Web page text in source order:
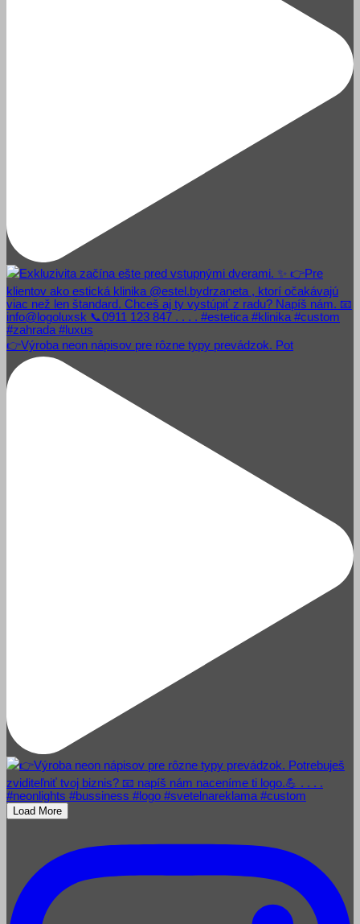
👉Výroba neon nápisov pre rôzne typy prevádzok. Pot
Load More